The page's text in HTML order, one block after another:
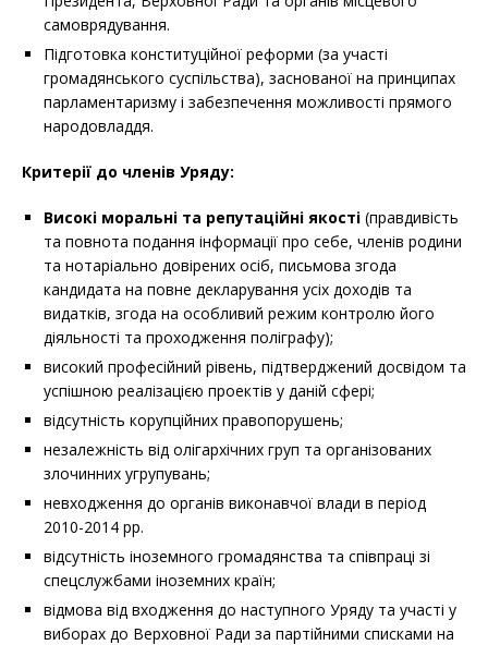
самоврядування.
Підготовка конституційної реформи (за участі
громадянського суспільства), заснованої на принципах
парламентаризму і забезпечення можливості прямого
народовладдя.
Критерії до членів Уряду:
Високі моральні та репутаційні якості (правдивість
та повнота подання інформації про себе, членів родини
та нотаріально довірених осіб, письмова згода
кандидата на повне декларування усіх доходів та
видатків, згода на особливий режим контролю його
діяльності та проходження поліграфу);
високий професійний рівень, підтверджений досвідом та
успішною реалізацією проектів у даній сфері;
відсутність корупційних правопорушень;
незалежність від олігархічних груп та організованих
злочинних угрупувань;
невходження до органів виконавчої влади в період
2010-2014 рр.
відсутність іноземного громадянства та співпраці зі
спецслужбами іноземних країн;
відмова від входження до наступного Уряду та участі у
виборах до Верховної Ради за партійними списками на